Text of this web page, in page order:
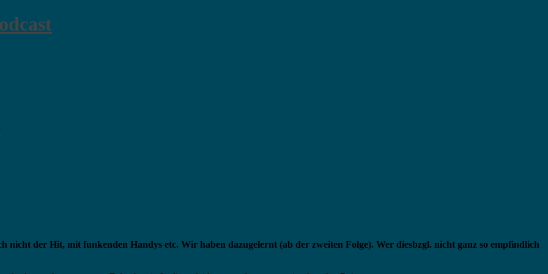
der Hit, mit funkenden Handys etc. Wir haben dazugelernt (ab der zweiten Folge). Wer diesbzgl. nicht ganz so empfindlich